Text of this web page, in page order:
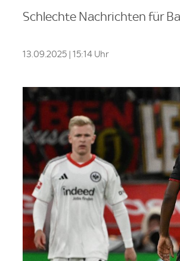
Schlechte Nachrichten für
13.09.2025 | 15:14 Uhr